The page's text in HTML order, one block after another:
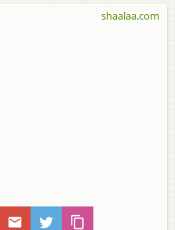
shaalaa.com